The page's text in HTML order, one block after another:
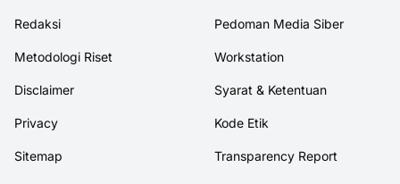
Redaksi Pedoman Media Siber
Metodologi Riset Workstation
Disclaimer Syarat & Ketentuan
Privacy Kode Etik
Sitemap Transparency Report